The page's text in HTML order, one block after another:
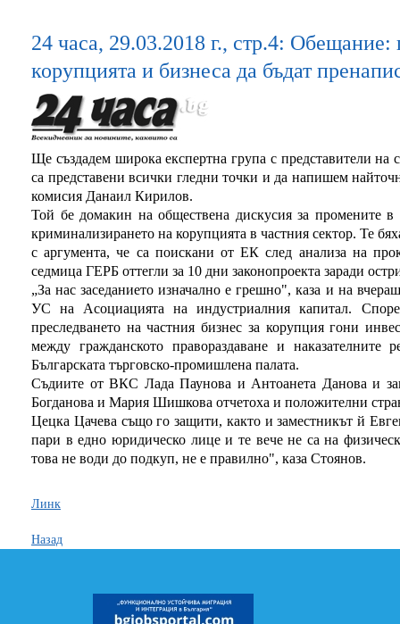
24 часа, 29.03.2018 г., стр.4:
корупцията и бизнеса да бъдат
Ще създадем широка експертна група с представители на
са представени всички гледни точки и да напишем
комисия Данаил Кирилов.
Той бе домакин на обществена дискусия за промените в
криминализирането на корупцията в частния сектор. Те
с аргумента, че са поискани от ЕК след анализа на
седмица ГЕРБ оттегли за 10 дни законопроекта заради
„За нас заседанието изначално е грешно", каза и на
УС на Асоциацията на индустриалния капитал.
преследването на частния бизнес за корупция гони
между гражданското правораздаване и
Българската търговско-промишлена палата.
Съдиите от ВКС Лада Паунова и Антоанета Данова и
Богданова и Мария Шишкова отчетоха и положителни
Цецка Цачева също го защити, както и заместникът й
пари в едно юридическо лице и те вече не са на
това не води до подкуп, не е правилно", каза Стоянов.
Линк
Назад